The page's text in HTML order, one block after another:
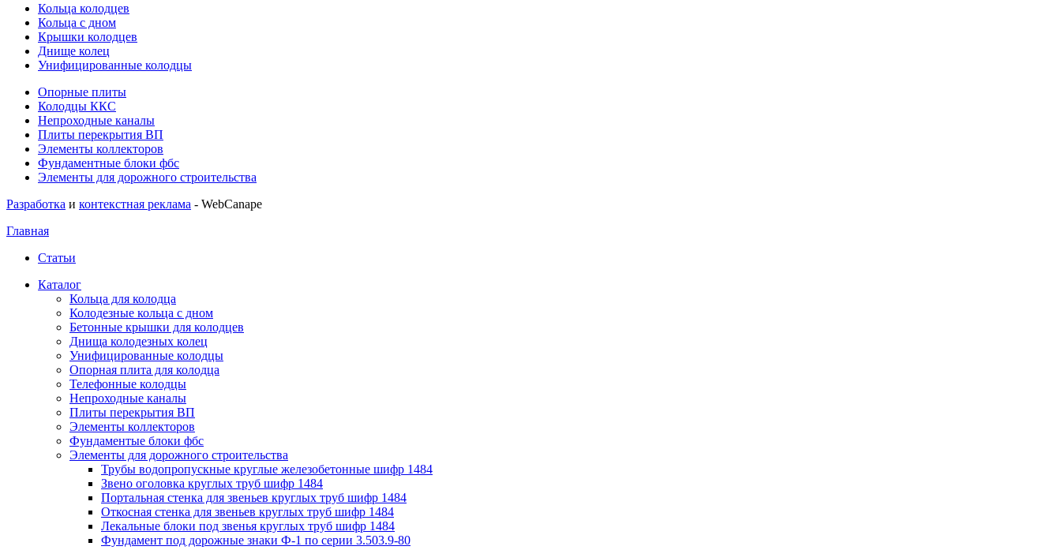
Кольца колодцев
Кольца с дном
Крышки колодцев
Днище колец
Унифицированные колодцы
Опорные плиты
Колодцы ККС
Непроходные каналы
Плиты перекрытия ВП
Элементы коллекторов
Фундаментные блоки фбс
Элементы для дорожного строительства
Разработка и контекстная реклама - WebCanape
Главная
Статьи
Каталог
Кольца для колодца
Колодезные кольца с дном
Бетонные крышки для колодцев
Днища колодезных колец
Унифицированные колодцы
Опорная плита для колодца
Телефонные колодцы
Непроходные каналы
Плиты перекрытия ВП
Элементы коллекторов
Фундаментые блоки фбс
Элементы для дорожного строительства
Трубы водопропускные круглые железобетонные шифр 1484
Звено оголовка круглых труб шифр 1484
Портальная стенка для звеньев круглых труб шифр 1484
Откосная стенка для звеньев круглых труб шифр 1484
Лекальные блоки под звенья круглых труб шифр 1484
Фундамент под дорожные знаки Ф-1 по серии 3.503.9-80